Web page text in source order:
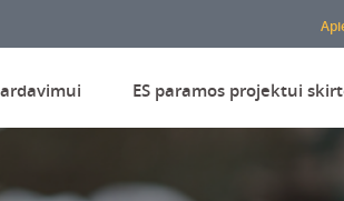
ES paramos projektui